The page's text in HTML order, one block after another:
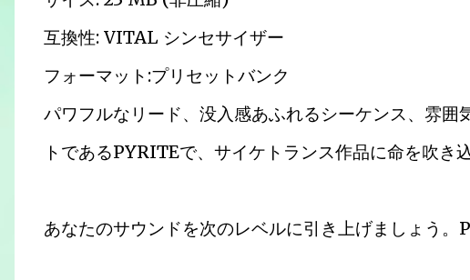
互換性: VITAL シンセサイザー
フォーマット:プリセットバンク
パワフルなリード、没入感あふれるシーケンス、雰囲
トであるPYRITEで、サイケトランス作品に命を吹き
あなたのサウンドを次のレベルに引き上げましょう。